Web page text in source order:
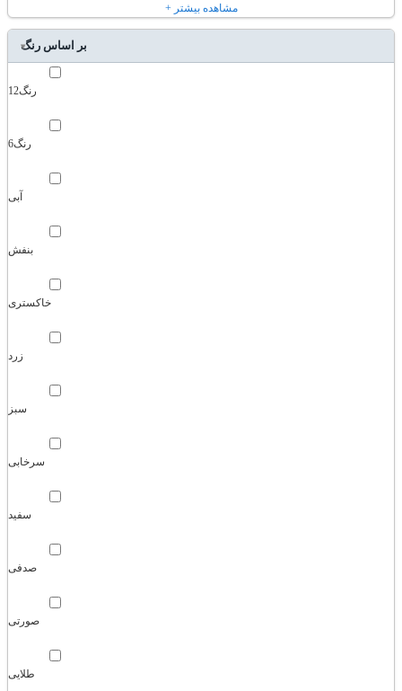
+ مشاهده بیشتر
بر اساس رنگ
12رنگ
6رنگ
آبی
بنفش
خاکستری
زرد
سبز
سرخابی
سفید
صدفی
صورتی
طلایی